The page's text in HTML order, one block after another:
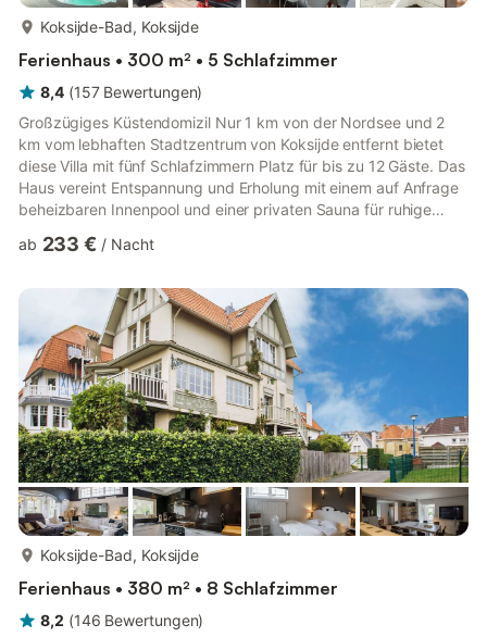
Koksijde-Bad, Koksijde
Ferienhaus • 300 m² • 5 Schlafzimmer
8,4 (157 Bewertungen)
Großzügiges Küstendomizil Nur 1 km von der Nordsee und 2
km vom lebhaften Stadtzentrum von Koksijde entfernt bietet
diese Villa mit fünf Schlafzimmern Platz für bis zu 12 Gäste. Das
Haus vereint Entspannung und Erholung mit einem auf Anfrage
beheizbaren Innenpool und einer privaten Sauna für ruhige
laden zum Genießen der Natur ein, während gemütliche
Atmosphäre sorgen. Natur und Meernähe Rad- und
Wanderfreunde werden die nahegelegenen Dünen und
weitläufigen Naturschutzgebie...
ab 233 € / Nacht
Koksijde-Bad, Koksijde
Ferienhaus • 380 m² • 8 Schlafzimmer
8,2 (146 Bewertungen)